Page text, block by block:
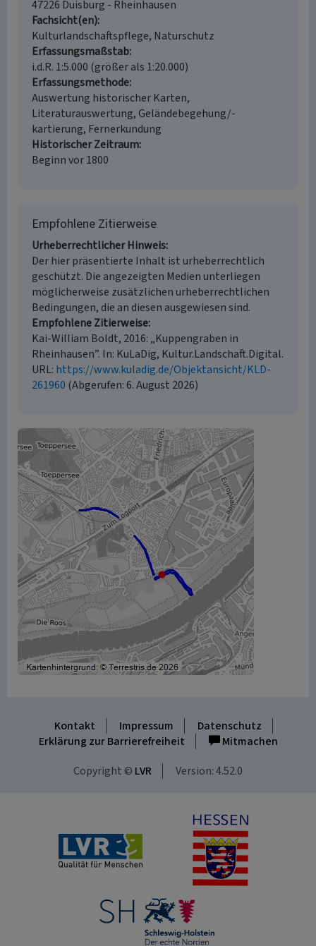
47226 Duisburg - Rheinhausen
Fachsicht(en)
Kulturlandschaftspflege, Naturschutz
Erfassungsmaßstab
i.d.R. 1:5.000 (größer als 1:20.000)
Erfassungsmethode
Auswertung historischer Karten,
Literaturauswertung, Geländebegehung/-
kartierung, Fernerkundung
Historischer Zeitraum
Beginn vor 1800
Empfohlene Zitierweise
Urheberrechtlicher Hinweis
Der hier präsentierte Inhalt ist urheberrechtlich
geschützt. Die angezeigten Medien unterliegen
möglicherweise zusätzlichen urheberrechtlichen
Bedingungen, die an diesen ausgewiesen sind.
Empfohlene Zitierweise
Kai-William Boldt, 2016: „Kuppengraben in
Rheinhausen”. In: KuLaDig, Kultur.Landschaft.Digital.
URL: https://www.kuladig.de/Objektansicht/KLD-
261960 (Abgerufen: 6. August 2026)
Kontakt Impressum
Datenschutz
Erklärung zur Barrierefreiheit
Mitmachen
Copyright © LVR Version: 4.52.0